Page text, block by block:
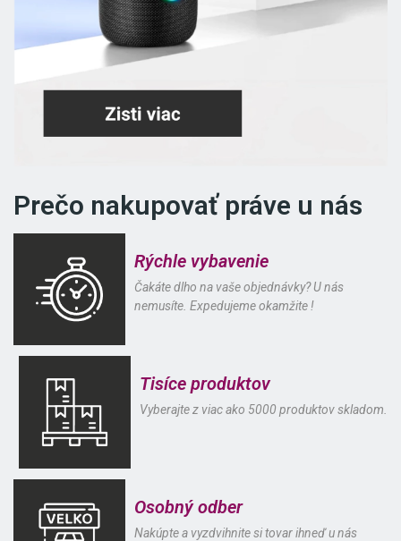
Prečo nakupovať práve u nás
Rýchle vybavenie
Čakáte dlho na vaše objednávky? U nás
nemusíte. Expedujeme okamžite !
Tisíce produktov
Vyberajte z viac ako 5000 produktov skladom.
Osobný odber
Nakúpte a vyzdvihnite si tovar ihneď u nás